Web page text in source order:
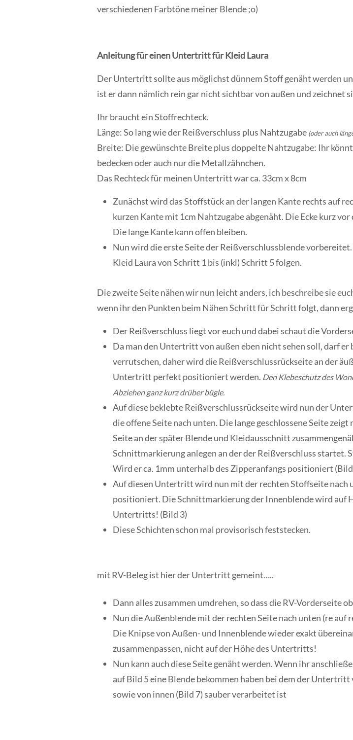
verschiedenen Farbtöne meiner Blende ;o)
Anleitung für einenUntertrittfür Kleid Laura
Der Untertritt sollte aus möglichst dünnem Stoff genäht werden
ist er dann nämlich rein gar nicht sichtbar von außen und zeichnet
Ihr braucht ein Stoffrechteck.
Länge: So lang wie der Reißverschluss plus Nahtzugabe (oder auch
Breite: Die gewünschte Breite plus doppelte Nahtzugabe: Ihr
bedecken oder auch nur die Metallzähnchen.
Das Rechteck für meinen Untertritt war ca. 33cm x 8cm
Zunächst wird das Stoffstück an der langen Kante rechts auf
kurzen Kante mit 1cm Nahtzugabe abgenäht. Die Ecke kurz
Die lange Kante kann offen bleiben.
Nun wird die erste Seite der Reißverschlussblende
Kleid Laura von Schritt 1 bis (inkl) Schritt 5 folgen.
Die zweite Seite nähen wir nun leicht anders, ich beschreibe sie
wenn ihr den Punkten beim Nähen Schritt für Schritt folgt, dann
Der Reißverschluss liegt vor euch und dabei schautdie
Da man den Untertritt von außen eben nicht sehen soll, darf
verrutschen, daher wird dieReißverschlussrückseite an der
Untertritt perfekt positioniert werden. Den Klebeschutz des
Abziehen ganz kurz drüber bügle.
Auf diese beklebte Reißverschlussrückseite wird nun der
die offene Seite nach unten. Die lange geschlossene Seite
Seite an der später Blende und Kleidausschnitt
Schnittmarkierung anlegen an der der Reißverschluss
Wird er ca. 1mm unterhalb des Zipperanfangs positioniert
Auf diesen Untertritt wird nun mit der rechten Stoffseite nach
positioniert. Die Schnittmarkierung der Innenblende wird auf
Untertritts! (Bild 3)
Diese Schichten schon mal provisorisch feststecken.
mit RV-Beleg ist hier der Untertritt gemeint…..
Dann alles zusammen umdrehen, so dass die RV-Vorderseite
Nun die Außenblende mit der rechten Seite nach unten (re auf
Die Knipse von Außen- und Innenblende wieder exakt
zusammenpassen, nicht auf der Höhe des Untertritts!
Nun kann auch diese Seite genäht werden. Wenn ihr
auf Bild 5 eine Blende bekommen haben bei dem der
sowie von innen (Bild 7)sauber verarbeitet ist